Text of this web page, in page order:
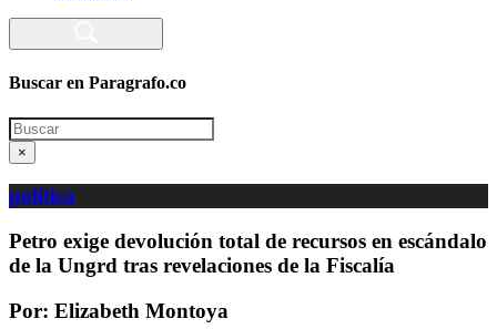
Buscar en Paragrafo.co
Search
×
política
Petro exige devolución total de recursos en escándalo
de la Ungrd tras revelaciones de la Fiscalía
Por: Elizabeth Montoya